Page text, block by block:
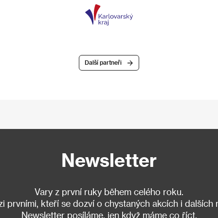
Další partneři
Newsletter
Vary z první ruky během celého roku.
prvními, kteří se dozví o chystaných akcích i dalších
Newsletter posíláme, jen když máme co říct.